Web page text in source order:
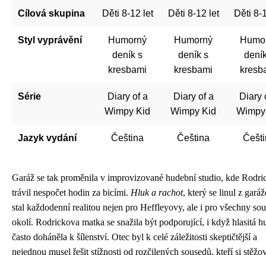
Cílová skupina Děti 8-12 let Děti 8-12 let Děti 8-
Styl vyprávění
Humorný
deník s
kresbami
Humorný
deník s
kresbami
Série
Diary of a
Wimpy Kid
Diary of a
Wimpy Kid
Diary
Jazyk vydání Čeština Čeština
Garáž se tak proměnila v improvizované hudební studio, kde
trávil nespočet hodin za bicími. Hluk a rachot, který se linul z
stal každodenní realitou nejen pro Heffleyovy, ale i pro všechny
okolí. Rodrickova matka se snažila být podporující, i když hlasitá
často doháněla k šílenství. Otec byl k celé záležitosti skeptičtější a
nejednou musel řešit stížnosti od rozčilených sousedů, kteří si